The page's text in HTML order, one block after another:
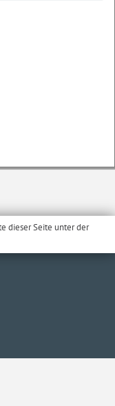
dieser Seite unter der